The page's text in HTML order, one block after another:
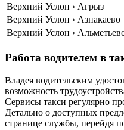
Верхний Услон › Агрыз
Верхний Услон › Азнакаево
Верхний Услон ›
Работа водителем в
Владея водительским
возможность
Сервисы такси регулярно
Детально о доступных
странице службы, перейдя